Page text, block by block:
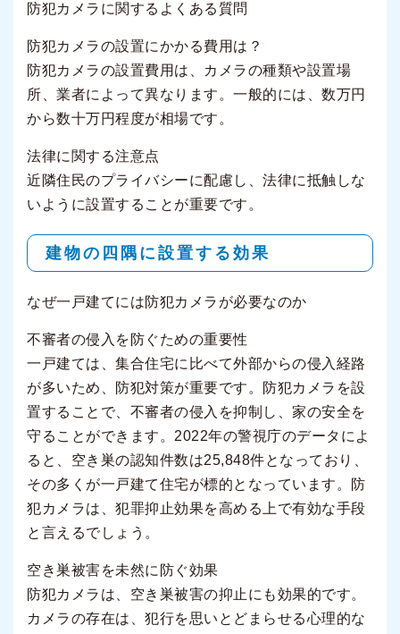
防犯カメラに関するよくある質問
防犯カメラの設置にかかる費用は？
防犯カメラの設置費用は、カメラの種類や設置場
所、業者によって異なります。一般的には、数万円
から数十万円程度が相場です。
法律に関する注意点
近隣住民のプライバシーに配慮し、法律に抵触しな
いように設置することが重要です。
建物の四隅に設置する効果
なぜ一戸建てには防犯カメラが必要なのか
不審者の侵入を防ぐための重要性
一戸建ては、集合住宅に比べて外部からの侵入経路
が多いため、防犯対策が重要です。防犯カメラを設
置することで、不審者の侵入を抑制し、家の安全を
守ることができます。2022年の警視庁のデータによ
ると、空き巣の認知件数は25,848件となっており、
その多くが一戸建て住宅が標的となっています。防
犯カメラは、犯罪抑止効果を高める上で有効な手段
と言えるでしょう。
空き巣被害を未然に防ぐ効果
防犯カメラは、空き巣被害の抑止にも効果的です。
カメラの存在は、犯行を思いとどまらせる心理的な